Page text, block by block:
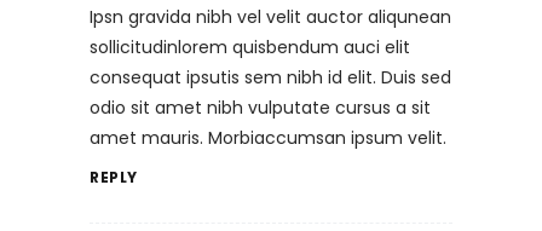
Ipsn gravida nibh vel velit auctor aliqunean
sollicitudinlorem quisbendum auci elit
consequat ipsutis sem nibh id elit. Duis sed
odio sit amet nibh vulputate cursus a sit
amet mauris. Morbiaccumsan ipsum velit.
REPLY